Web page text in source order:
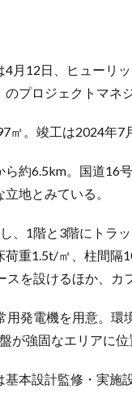
月12日、ヒューリ
プロジェクトマネ
。竣工は2024年7
約6.5km。国道16
地とみている。
、1階と3階にトラ
重1.5t/㎡、柱間隔
を設けるほか、カ
用発電機を用意。
が強固なエリアに
本設計監修・実施